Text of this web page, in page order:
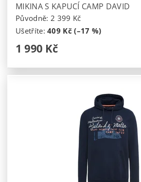
MIKINA S KAPUCÍ CAMP DAVID
Původně: 2 399 Kč
Ušetříte:409 Kč (–17 %)
1 990 Kč